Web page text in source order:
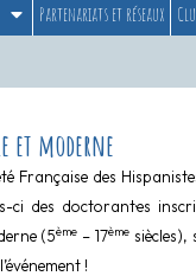
Partenariats et réseaux
et moderne
Française des
des doctorant·es
(5ème – 17ème
!